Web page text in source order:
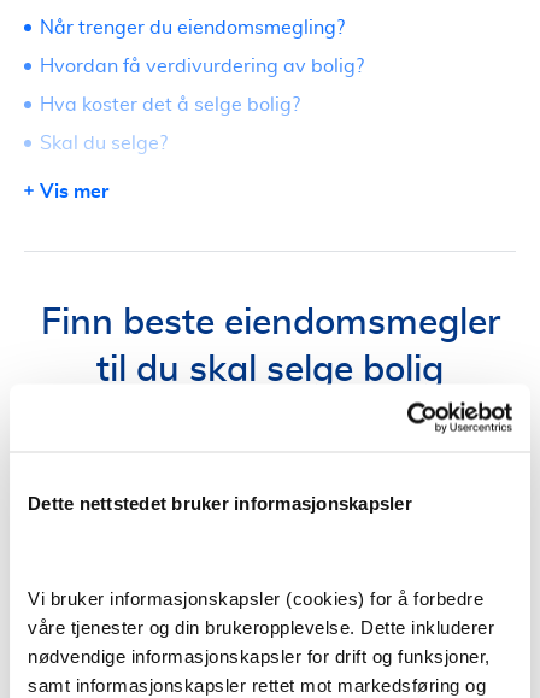
Dette nettstedet bruker informasjonskapsler
Vi bruker informasjonskapsler (cookies) for å forbedre
våre tjenester og din brukeropplevelse. Dette inkluderer
nødvendige informasjonskapsler for drift og funksjoner,
samt informasjonskapsler rettet mot markedsføring og
Finn beste eiendomsmegler
til du skal selge bolig
Kjøp og salg av bolig er for de fleste den aller største
Nettopp derfor er det viktig at prosessen
eiendomsmegler er avgjørende.
Hva gjør en eiendomsmegler?
Når trenger du eiendomsmegling?
Hvordan få verdivurdering av bolig?
Hva koster det å selge bolig?
Skal du selge?
Valg av megler
Vis mer